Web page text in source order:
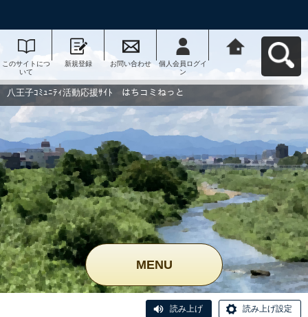
このサイトにつ
いて
新規登録 お問い合わせ
個人会員ログイ
ン
動応援ｻｲﾄ はち
コミねっとへ戻
八王子ｺﾐｭﾆﾃｨ活動応援ｻｲﾄ はちコミねっと
MENU
読み上げ 読み上げ設定